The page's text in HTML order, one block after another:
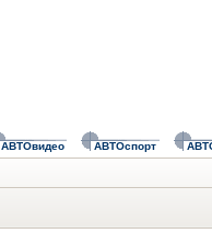
АВТОвидео АВТОспорт